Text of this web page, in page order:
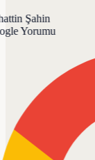
Şahin
Yorumu